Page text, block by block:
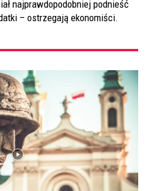
najprawdopodobniej podnieść
– ostrzegają ekonomiści.